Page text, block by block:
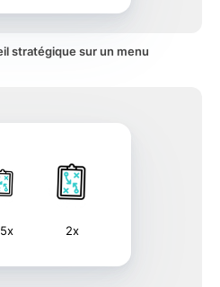
stratégique sur un menu
2x